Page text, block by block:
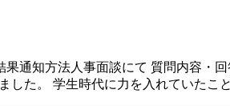
通知方法人事面談にて 質問内容・
た。 学生時代に力を入れていたこ